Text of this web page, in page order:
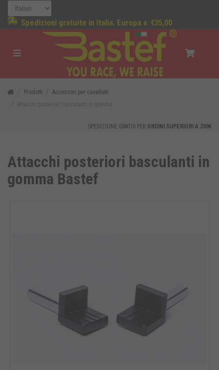
Spedizioni gratuite in Italia. Europa a €35,00
Prodotti
Accessori per cavalletti
SPEDIZIONE GRATIS PER ORDINI SUPERIORI A 200€
Attacchi posteriori basculanti in
gomma Bastef